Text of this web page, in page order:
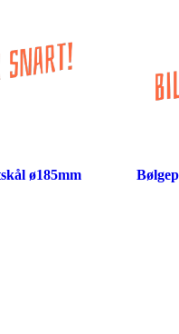
ø185mm